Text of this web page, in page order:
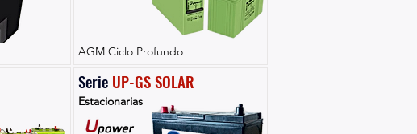
AGM Ciclo Profundo
Serie UP-GS SOLAR
Estacionarias